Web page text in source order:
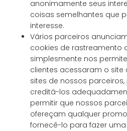
anonimamente seus
coisas semelhantes que
interesse.
Vários parceiros
cookies de rastreamento
simplesmente nos
clientes acessaram o
sites de nossos
creditá-los
permitir que nossos
ofereçam qualquer
fornecê-lo para fazer